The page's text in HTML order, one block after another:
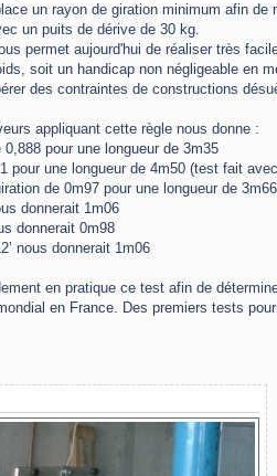
un rayon de giration minimum afin
un puits de dérive de 30 kg.
permet aujourd'hui de réaliser très
soit un handicap non négligeable en
des contraintes de constructions
appliquant cette règle nous donne :
pour une longueur de 3m35
pour une longueur de 4m50 (test fait
de 0m97 pour une longueur de 3m66
donnerait 1m06
donnerait 0m98
nous donnerait 1m06
en pratique ce test afin de
en France. Des premiers tests